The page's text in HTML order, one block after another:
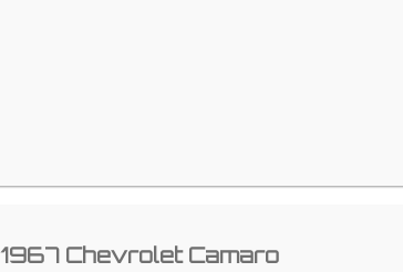
1967 Chevrolet Camaro